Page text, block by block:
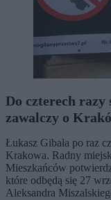
Do czterech razy
zawalczy o
Łukasz Gibała po raz
Krakowa. Radny
Mieszkańców
które odbędą się 27
Aleksandra